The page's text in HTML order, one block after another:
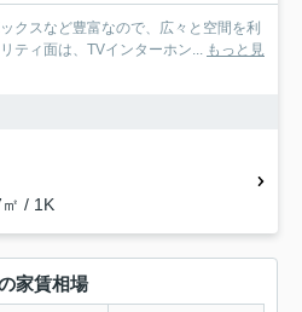
クスなど豊富なので、広々と空間を利
ティ面は、TVインターホン... もっと見
/ 1K
家賃相場